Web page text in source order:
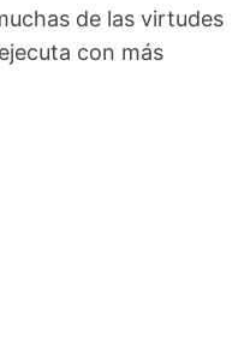
de las virtudes
con más